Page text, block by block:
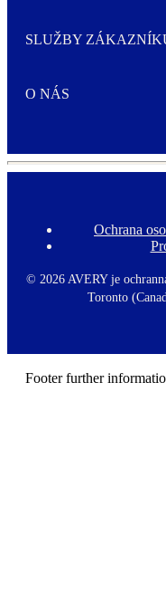
SLUŽBY
O NÁS
Ochrana
© 2026 AVERY je
Toronto
Footer further